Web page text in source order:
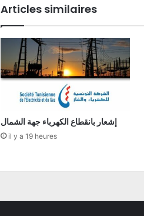
Articles similaires
إشعار بانقطاع الكهرباء جهة الشمال
il y a 19 heures